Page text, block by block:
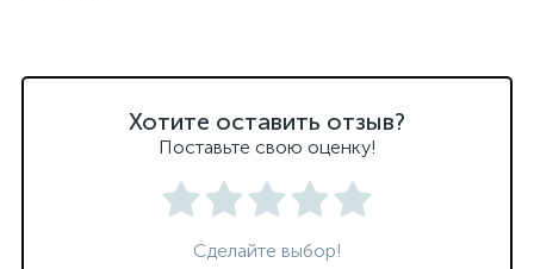
Хотите оставить отзыв?
Поставьте свою оценку!
Сделайте выбор!